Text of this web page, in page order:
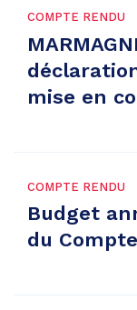
COMPTE RENDU
mise en
COMPTE RENDU
Budget
du